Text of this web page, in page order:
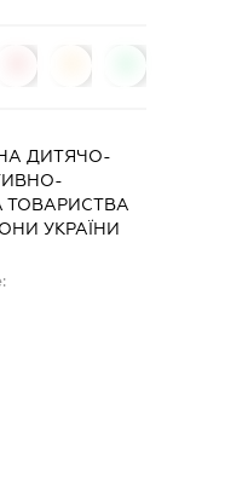
ДИТЯЧО-
ТОВАРИСТВА
УКРАЇНИ